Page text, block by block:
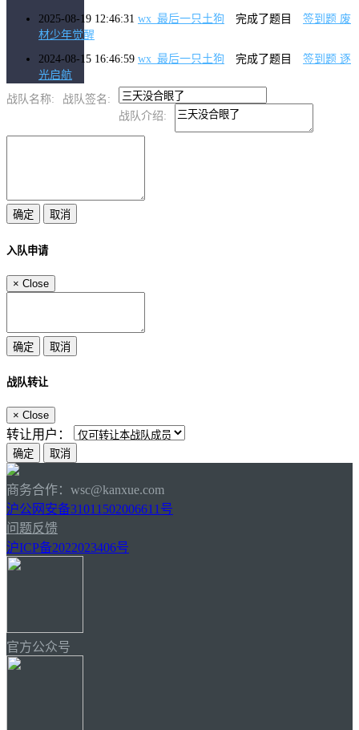
2025-08-19 12:46:31 wx_最后一只土狗 完成了题目
签到题 废
材少年觉醒
2024-08-15 16:46:59 wx_最后一只土狗 完成了题目
签到题 逐
光启航
战队名称:
战队签名:
战队介绍:
入队申请
× Close
战队转让
× Close
转让用户：
商务合作：wsc@kanxue.com
沪公网安备31011502006611号
问题反馈
沪ICP备2022023406号
官方公众号